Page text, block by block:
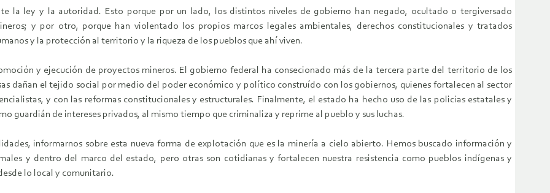
la ley y la autoridad. Esto porque por un lado, los distintos niveles de gobierno han negado, ocultado o tergiversado
y por otro, porque han violentado los propios marcos legales ambientales, derechos constitucionales y tratados
y la protección al territorio y la riqueza de los pueblos que ahí viven.
y ejecución de proyectos mineros. El gobierno federal ha consecionado más de la tercera parte del territorio de los
dañan el tejido social por medio del poder económico y político construído con los gobiernos, quienes fortalecen al sector
y con las reformas constitucionales y estructurales. Finalmente, el estado ha hecho uso de las policias estatales y
guardián de intereses privados, al mismo tiempo que criminaliza y reprime al pueblo y sus luchas.
informarnos sobre esta nueva forma de explotación que es la minería a cielo abierto. Hemos buscado información y
y dentro del marco del estado, pero otras son cotidianas y fortalecen nuestra resistencia como pueblos indígenas y
lo local y comunitario.